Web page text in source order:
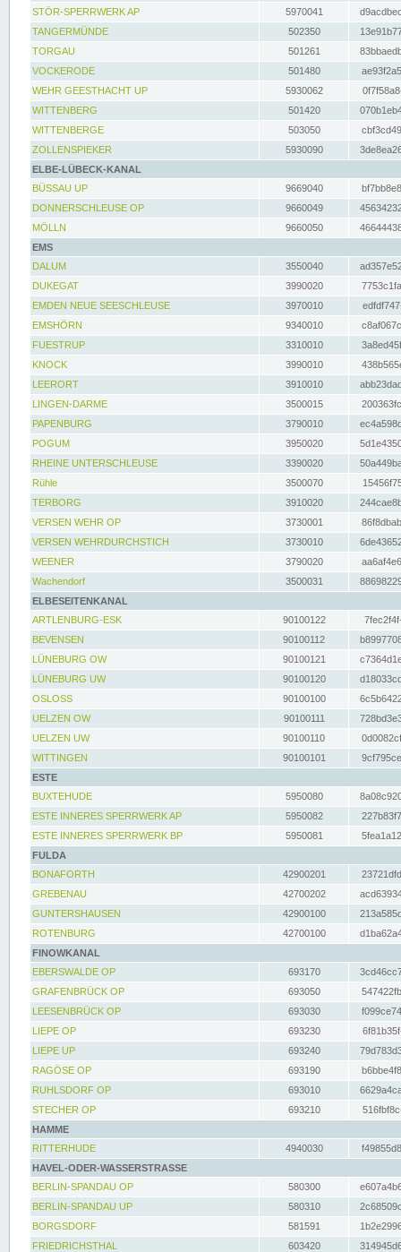
STÖR-SPERRWERK AP 5970041
TANGERMÜNDE
502350
TORGAU
501261
VOCKERODE
501480
WEHR GEESTHACHT UP
5930062
WITTENBERG
501420
WITTENBERGE
503050
ZOLLENSPIEKER
5930090
ELBE-LÜBECK-KANAL
BÜSSAU UP
9669040
DONNERSCHLEUSE OP
9660049
MÖLLN
9660050
EMS
DALUM
3550040
DUKEGAT
3990020
EMDEN NEUE SEESCHLEUSE
3970010
EMSHÖRN
9340010
FUESTRUP
3310010
KNOCK
3990010
LEERORT
3910010
LINGEN-DARME
3500015
PAPENBURG
3790010
POGUM
3950020
RHEINE UNTERSCHLEUSE
3390020
Rühle
3500070
TERBORG
3910020
VERSEN WEHR OP
3730001
VERSEN WEHRDURCHSTICH
3730010
WEENER
3790020
Wachendorf
3500031
ELBESEITENKANAL
ARTLENBURG-ESK
90100122
BEVENSEN
90100112
LÜNEBURG OW
90100121
LÜNEBURG UW
90100120
OSLOSS
90100100
UELZEN OW
90100111
UELZEN UW
90100110
WITTINGEN
90100101
ESTE
BUXTEHUDE
5950080
ESTE INNERES SPERRWERK AP
5950082
ESTE INNERES SPERRWERK BP
5950081
FULDA
BONAFORTH
42900201
GREBENAU
42700202
GUNTERSHAUSEN
42900100
ROTENBURG
42700100
FINOWKANAL
EBERSWALDE OP
693170
GRAFENBRÜCK OP
693050
LEESENBRÜCK OP
693030
LIEPE OP
693230
LIEPE UP
693240
RAGÖSE OP
693190
RUHLSDORF OP
693010
STECHER OP
693210
HAMME
RITTERHUDE
4940030
HAVEL-ODER-WASSERSTRASSE
BERLIN-SPANDAU OP
580300
BERLIN-SPANDAU UP
580310
BORGSDORF
581591
FRIEDRICHSTHAL
603420